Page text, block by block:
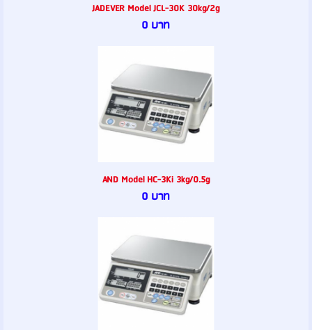
JADEVER Model JCL-30K 30kg/2g
0 บาท
AND Model HC-3Ki 3kg/0.5g
0 บาท